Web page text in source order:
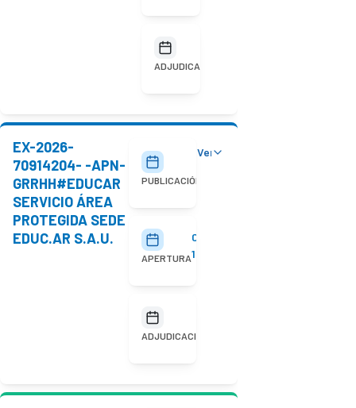
ADJUDICACIÓN
EX-2026-
70914204- -APN-
GRRHH#EDUCAR
SERVICIO ÁREA
PROTEGIDA SEDE
EDUC.AR S.A.U.
PUBLICACIÓN
29/07/2026
APERTURA
05/08/2026
10:00
ADJUDICACIÓN
Ver detalles